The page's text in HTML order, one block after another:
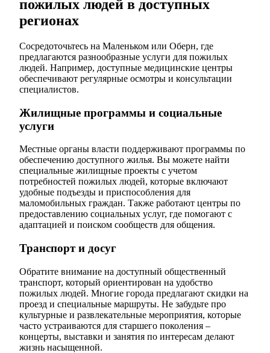
пожилых людей в доступных
регионах
Сосредоточьтесь на Маленьком или Оберн, где
предлагаются разнообразные услуги для пожилых
людей. Например, доступные медицинские центры
обеспечивают регулярные осмотры и консультации
специалистов.
Жилищные программы и социальные
услуги
Местные органы власти поддерживают программы по
обеспечению доступного жилья. Вы можете найти
специальные жилищные проекты с учетом
потребностей пожилых людей, которые включают
удобные подъезды и приспособления для
маломобильных граждан. Также работают центры по
предоставлению социальных услуг, где помогают с
адаптацией и поиском сообществ для общения.
Транспорт и досуг
Обратите внимание на доступный общественный
транспорт, который ориентирован на удобство
пожилых людей. Многие города предлагают скидки на
проезд и специальные маршруты. Не забудьте про
культурные и развлекательные мероприятия, которые
часто устраиваются для старшего поколения –
концерты, выставки и занятия по интересам делают
жизнь насыщенной.